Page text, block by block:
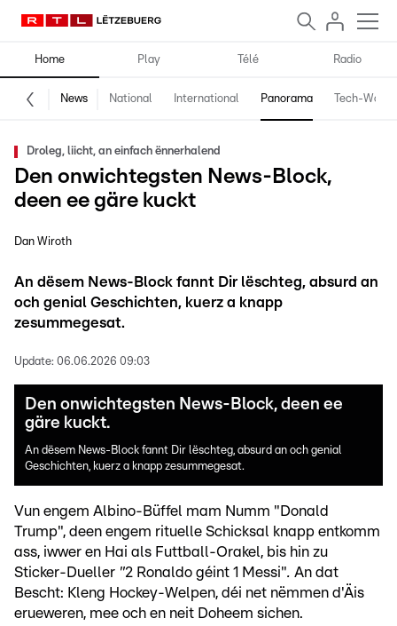
Home Play Télé Radio
News National International Panorama Tech-World
Droleg, liicht, an einfach ënnerhalend
Den onwichtegsten News-Block,
deen ee gäre kuckt
Dan Wiroth
An dësem News-Block fannt Dir lëschteg, absurd an
och genial Geschichten, kuerz a knapp
zesummegesat.
Update: 06.06.2026 09:03
Den onwichtegsten News-Block, deen ee
gäre kuckt.
An dësem News-Block fannt Dir lëschteg, absurd an och genial
Geschichten, kuerz a knapp zesummegesat.
Vun engem Albino-Büffel mam Numm "Donald
Trump", deen engem rituelle Schicksal knapp entkomm
ass, iwwer en Hai als Futtball-Orakel, bis hin zu
Sticker-Dueller "2 Ronaldo géint 1 Messi". An dat
Bescht: Kleng Hockey-Welpen, déi net nëmmen d'Äis
erueweren, mee och en neit Doheem sichen.